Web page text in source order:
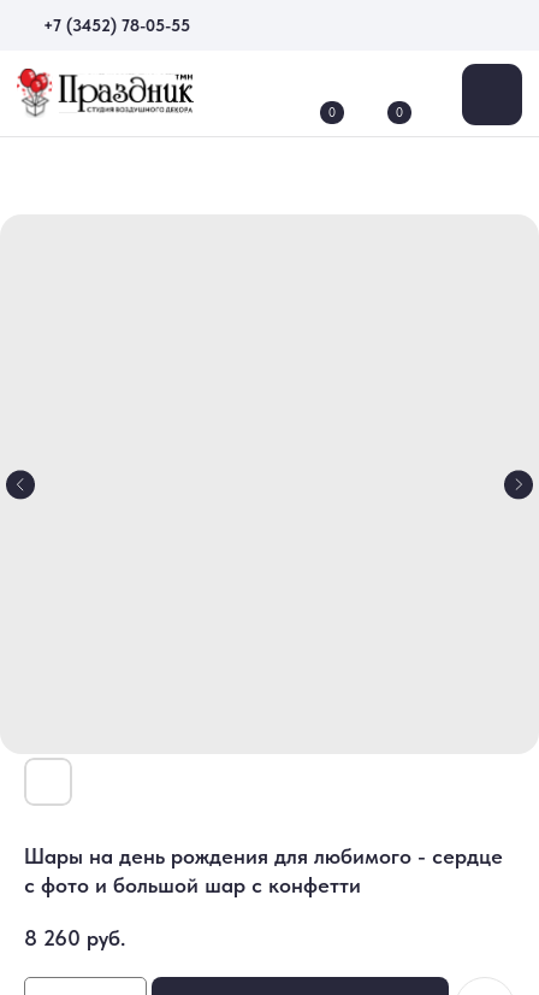
+7 (3452) 78-05-55
Шары на день рождения для любимого - сердце
с фото и большой шар с конфетти
8 260 руб.